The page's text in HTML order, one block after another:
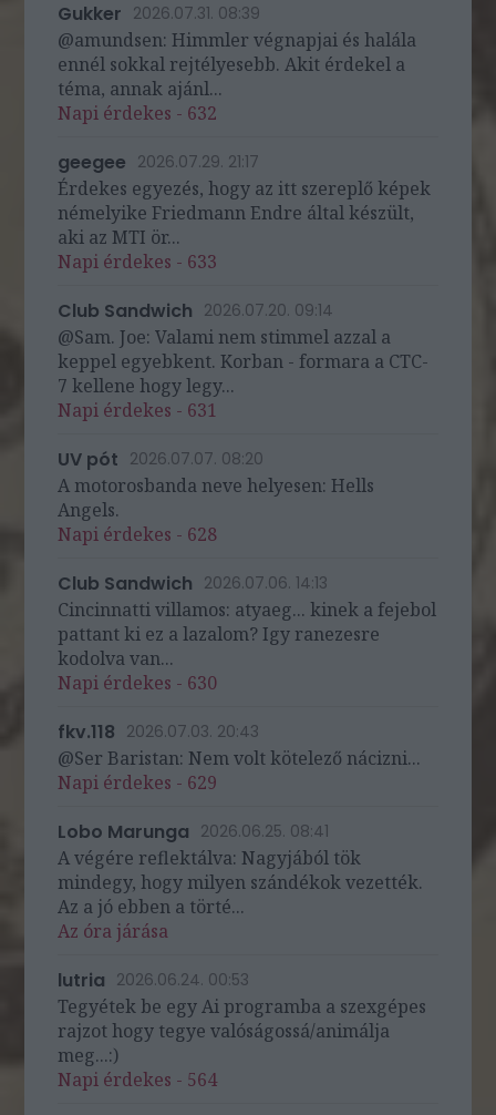
Gukker 2026.07.31. 08:39
@amundsen: Himmler végnapjai és halála
ennél sokkal rejtélyesebb. Akit érdekel a
téma, annak ajánl...
Napi érdekes - 632
geegee 2026.07.29. 21:17
Érdekes egyezés, hogy az itt szereplő képek
némelyike Friedmann Endre által készült,
aki az MTI ör...
Napi érdekes - 633
Club Sandwich 2026.07.20. 09:14
@Sam. Joe: Valami nem stimmel azzal a
keppel egyebkent. Korban - formara a CTC-
7 kellene hogy legy...
Napi érdekes - 631
UV pót 2026.07.07. 08:20
A motorosbanda neve helyesen: Hells
Angels.
Napi érdekes - 628
Club Sandwich 2026.07.06. 14:13
Cincinnatti villamos: atyaeg... kinek a fejebol
pattant ki ez a lazalom? Igy ranezesre
kodolva van...
Napi érdekes - 630
fkv.118 2026.07.03. 20:43
@Ser Baristan: Nem volt kötelező nácizni...
Napi érdekes - 629
Lobo Marunga 2026.06.25. 08:41
A végére reflektálva: Nagyjából tök
mindegy, hogy milyen szándékok vezették.
Az a jó ebben a törté...
Az óra járása
lutria 2026.06.24. 00:53
Tegyétek be egy Ai programba a szexgépes
rajzot hogy tegye valóságossá/animálja
meg...:)
Napi érdekes - 564